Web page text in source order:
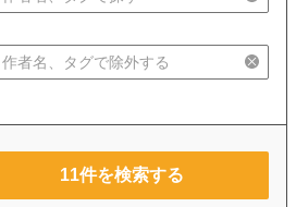
11件を検索する